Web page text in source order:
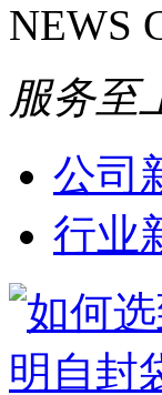
NEWS
服务至
公司
行业